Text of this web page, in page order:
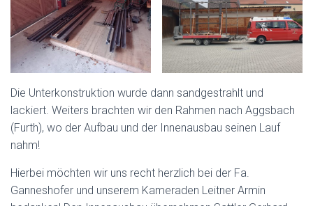
Die Unterkonstruktion wurde dann sandgestrahlt und
lackiert. Weiters brachten wir den Rahmen nach Aggsbach
(Furth), wo der Aufbau und der Innenausbau seinen Lauf
nahm!
Hierbei möchten wir uns recht herzlich bei der Fa.
Ganneshofer und unserem Kameraden Leitner Armin